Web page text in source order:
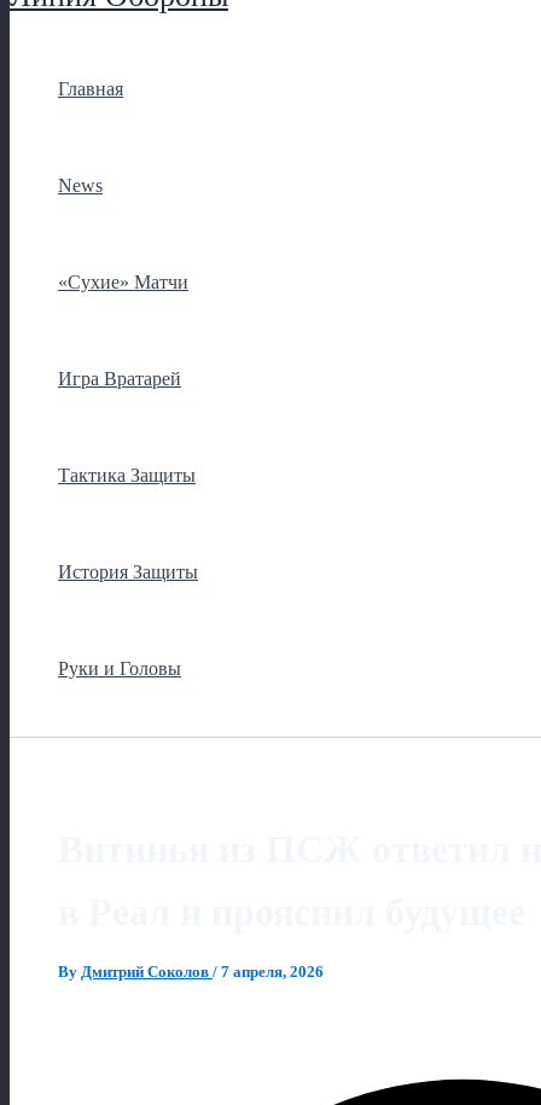
Главная
News
«Сухие» Матчи
Игра Вратарей
Тактика Защиты
История Защиты
Руки и Головы
By Дмитрий Соколов / 7 апреля, 2026